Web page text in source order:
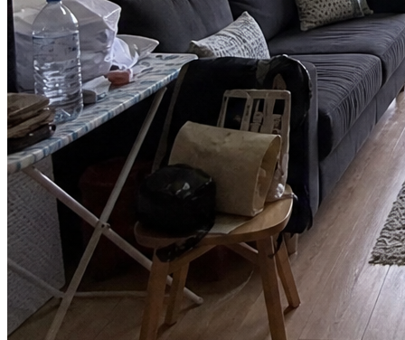
हमने हॉलिडे फिगराइन ड्रॉप के लिए Image2 का उपयोग किया। इसमें छह के
बजाय दो समीक्षा दौर लगे, मुख्यतः क्योंकि चेहरे और लोगो प्लेसमेंट लगातार बने
रहे।
Lena Ortiz
क्रिएटिव डायरेक्टर